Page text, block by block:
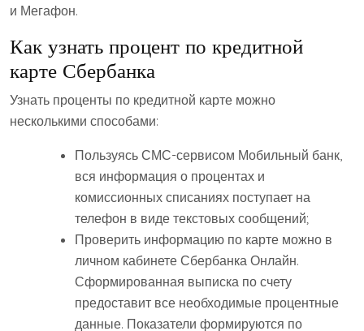
и Мегафон.
Как узнать процент по кредитной
карте Сбербанка
Узнать проценты по кредитной карте можно
несколькими способами:
Пользуясь СМС-сервисом Мобильный банк,
вся информация о процентах и
комиссионных списаниях поступает на
телефон в виде текстовых сообщений;
Проверить информацию по карте можно в
личном кабинете Сбербанка Онлайн.
Сформированная выписка по счету
предоставит все необходимые процентные
данные. Показатели формируются по